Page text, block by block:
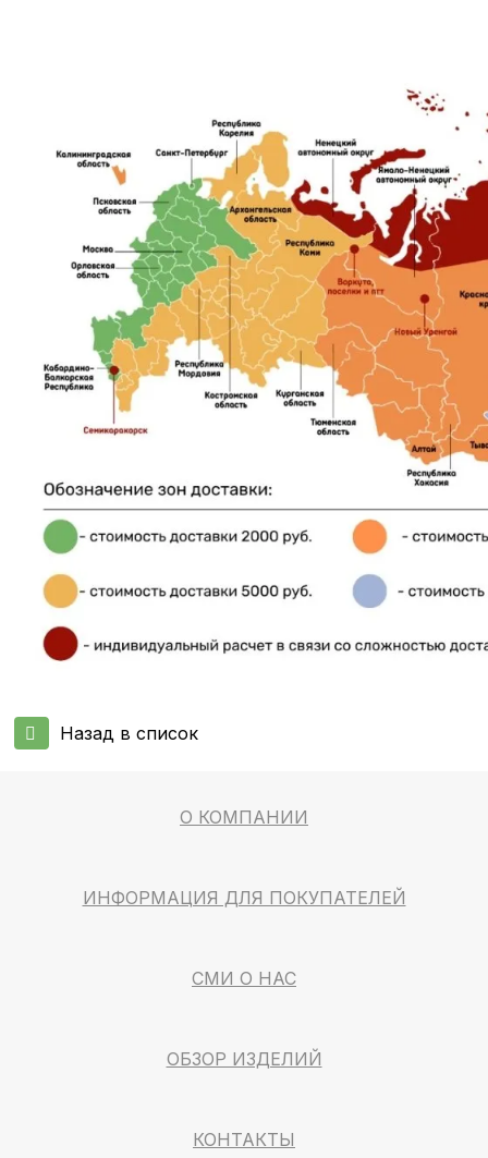
Назад в список
О КОМПАНИИ
ИНФОРМАЦИЯ ДЛЯ ПОКУПАТЕЛЕЙ
СМИ О НАС
ОБЗОР ИЗДЕЛИЙ
КОНТАКТЫ